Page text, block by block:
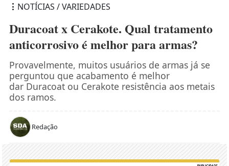
NOTÍCIAS / VARIEDADES
Duracoat x Cerakote. Qual tratamento
anticorrosivo é melhor para armas?
Provavelmente, muitos usuários de armas já se
perguntou que acabamento é melhor
dar Duracoat ou Cerakote resistência aos metais
dos ramos.
Redação